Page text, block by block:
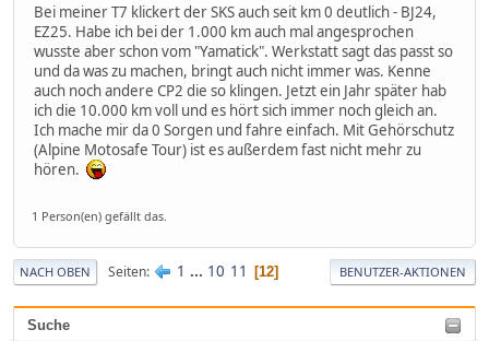
Suche
Bei meiner T7 klickert der SKS auch seit km 0 deutlich - BJ24,
EZ25. Habe ich bei der 1.000 km auch mal angesprochen
wusste aber schon vom "Yamatick". Werkstatt sagt das passt so
und da was zu machen, bringt auch nicht immer was. Kenne
auch noch andere CP2 die so klingen. Jetzt ein Jahr später hab
ich die 10.000 km voll und es hört sich immer noch gleich an.
Ich mache mir da 0 Sorgen und fahre einfach. Mit Gehörschutz
(Alpine Motosafe Tour) ist es außerdem fast nicht mehr zu
hören.
1 Person(en) gefällt das.
NACH OBEN Seiten 1 ... 10 11 12 BENUTZER-AKTIONEN